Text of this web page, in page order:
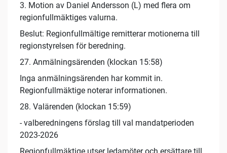
3. Motion av Daniel Andersson (L) med flera om
regionfullmäktiges valurna.
Beslut: Regionfullmältige remitterar motionerna till
regionstyrelsen för beredning.
27. Anmälningsärenden (klockan 15:58)
Inga anmälningsärenden har kommit in.
Regionfullmäktige noterar informationen.
28. Valärenden (klockan 15:59)
- valberedningens förslag till val mandatperioden
2023-2026